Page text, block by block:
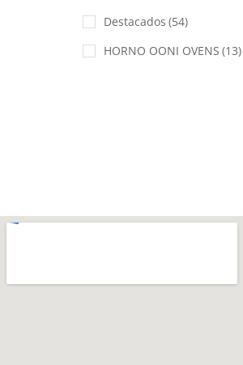
Destacados (54)
HORNO OONI OVENS (13)